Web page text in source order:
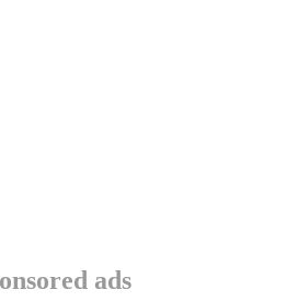
ads